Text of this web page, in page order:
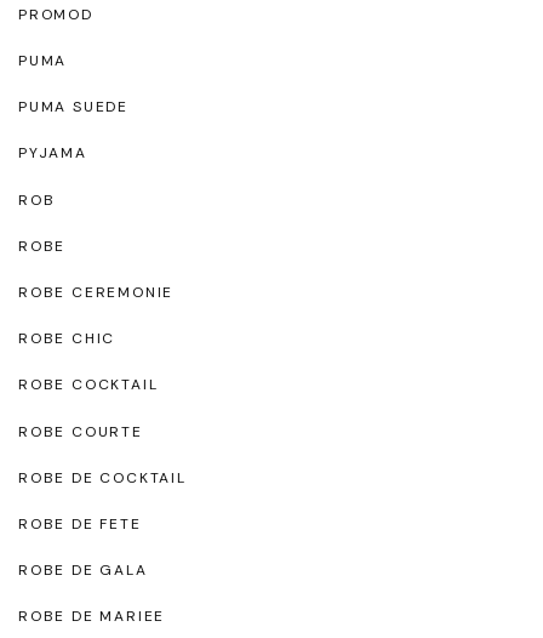
PROMOD
PUMA
PUMA SUEDE
PYJAMA
ROB
ROBE
ROBE CEREMONIE
ROBE CHIC
ROBE COCKTAIL
ROBE COURTE
ROBE DE COCKTAIL
ROBE DE FETE
ROBE DE GALA
ROBE DE MARIEE